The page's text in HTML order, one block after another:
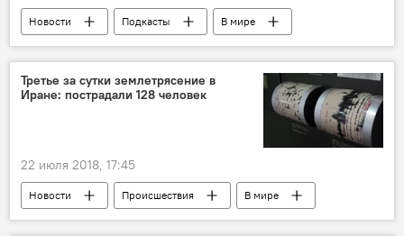
Новости Подкасты
В мире
Сказано в эфире
Общество
банковские карты
Третье за сутки землетрясение в
Иране: пострадали 128 человек
22 июля 2018, 17:45
Новости Происшествия
В мире
Иран
землетрясения